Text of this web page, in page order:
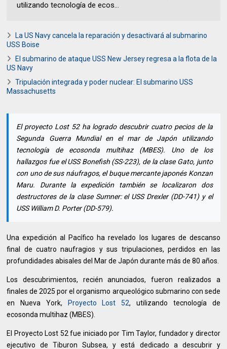
utilizando tecnología de ecos...
La US Navy cancela la reparación y desactivará al submarino
USS Boise
El submarino de ataque USS New Jersey regresa a la flota de la
US Navy
Tripulación integrada y poder nuclear: El submarino USS
Massachusetts
El proyecto Lost 52 ha logrado descubrir cuatro pecios de la
Segunda Guerra Mundial en el mar de Japón utilizando
tecnología de ecosonda multihaz (MBES). Uno de los
hallazgos fue el USS Bonefish (SS-223), de la clase Gato, junto
con uno de sus náufragos, el buque mercante japonés Konzan
Maru. Durante la expedición también se localizaron dos
destructores de la clase Sumner: el USS Drexler (DD-741) y el
USS William D. Porter (DD-579).
Una expedición al Pacífico ha revelado los lugares de descanso
final de cuatro naufragios y sus tripulaciones, perdidos en las
profundidades abisales del Mar de Japón durante más de 80 años.
Los descubrimientos, recién anunciados, fueron realizados a
finales de 2025 por el organismo arqueológico submarino con sede
en Nueva York,
Proyecto Lost 52, utilizando tecnología de
ecosonda multihaz (MBES).
El Proyecto Lost 52 fue iniciado por Tim Taylor, fundador y director
ejecutivo de Tiburon Subsea, y está dedicado a descubrir y